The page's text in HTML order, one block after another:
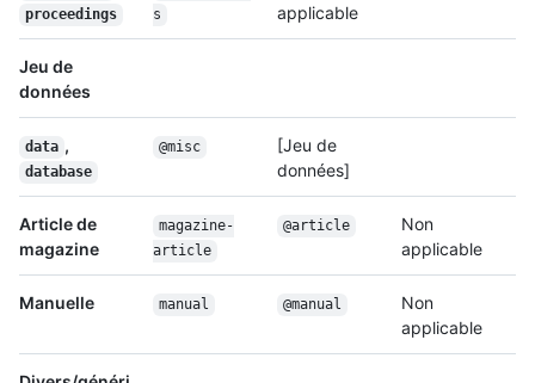
proceedings
s
applicable
Jeu de
données
data ,
database
@misc
[Jeu de
données]
Article de
magazine
magazine-
article
@article
Non
applicable
Manuelle manual @manual
Non
applicable